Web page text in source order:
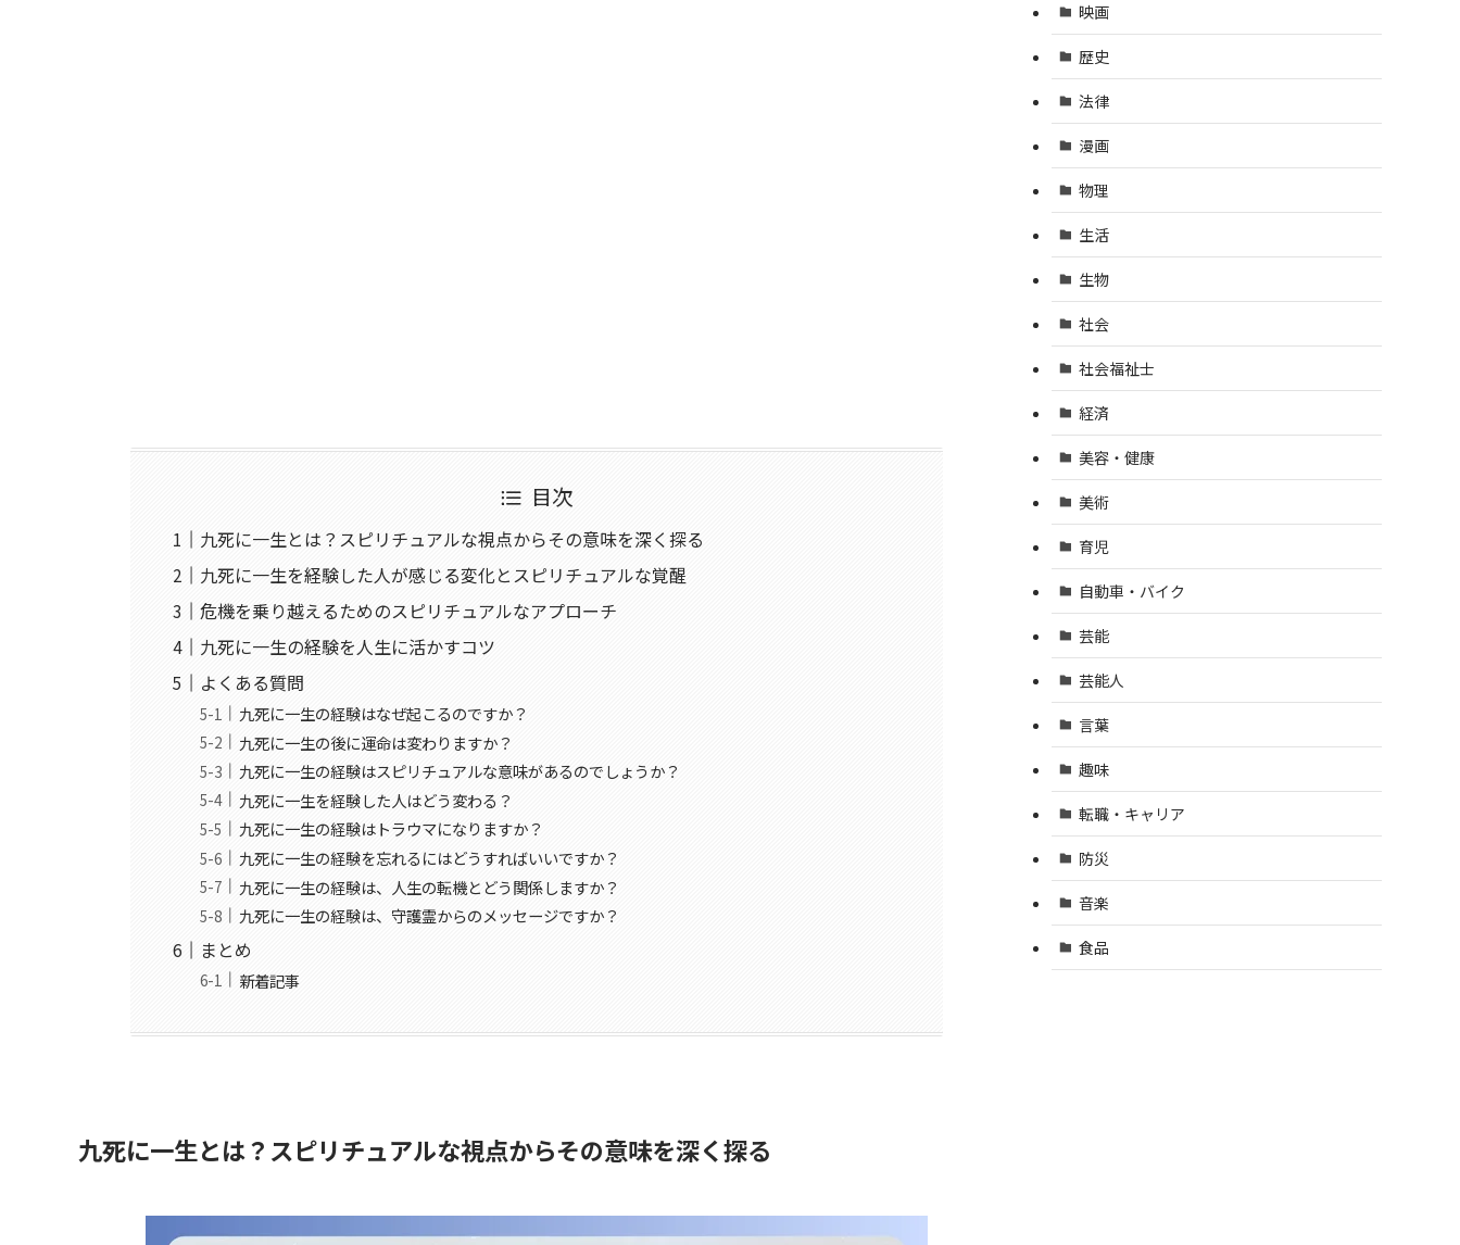
目次
九死に一生とは？スピリチュアルな視点からその意味を深く探る
九死に一生を経験した人が感じる変化とスピリチュアルな覚醒
危機を乗り越えるためのスピリチュアルなアプローチ
九死に一生の経験を人生に活かすコツ
よくある質問
九死に一生の経験はなぜ起こるのですか？
九死に一生の後に運命は変わりますか？
九死に一生の経験はスピリチュアルな意味があるのでしょうか？
九死に一生を経験した人はどう変わる？
九死に一生の経験はトラウマになりますか？
九死に一生の経験を忘れるにはどうすればいいですか？
九死に一生の経験は、人生の転機とどう関係しますか？
九死に一生の経験は、守護霊からのメッセージですか？
まとめ
新着記事
九死に一生とは？スピリチュアルな視点からその意味を深く探る
映画
歴史
法律
漫画
物理
生活
生物
社会
社会福祉士
経済
美容・健康
美術
育児
自動車・バイク
芸能
芸能人
言葉
趣味
転職・キャリア
防災
音楽
食品